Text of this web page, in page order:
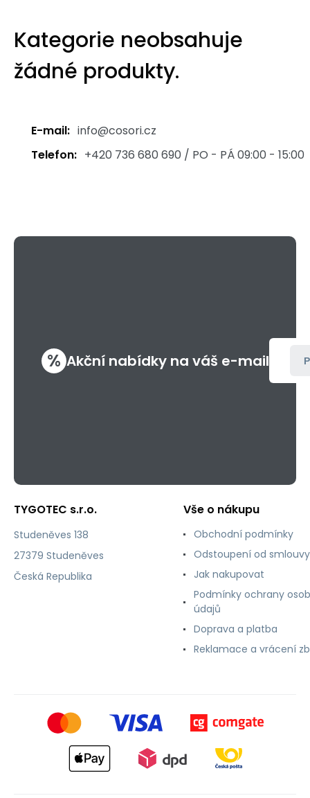
Kategorie neobsahuje
žádné produkty.
E-mail: info@cosori.cz
Telefon: +420 736 680 690 / PO - PÁ 09:00 - 15:00
% Akční nabídky na váš e-mail
TYGOTEC s.r.o.
Studeněves 138
27379 Studeněves
Česká Republika
Vše o nákupu
Obchodní podmínky
Odstoupení od smlouvy
Jak nakupovat
Podmínky ochrany
údajů
Doprava a platba
Reklamace a vrácení